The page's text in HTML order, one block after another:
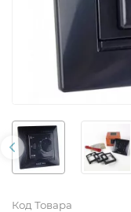
Код Товара